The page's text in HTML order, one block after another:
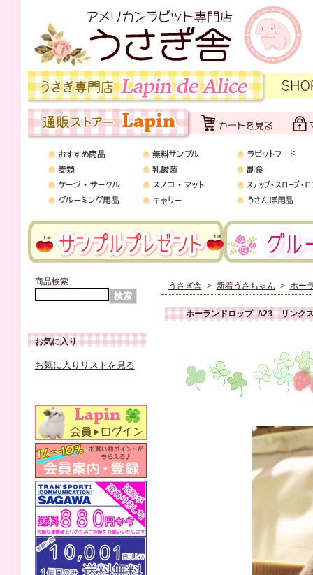
商品検索
お気に入り
お気に入りリストを見る
うさぎ舎> 新着うさちゃん > ホー
ホーランドロップ A23 リンク